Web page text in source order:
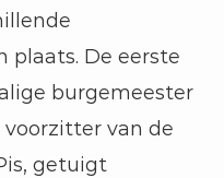
plaats. De eerste
burgemeester
voorzitter van de
getuigt